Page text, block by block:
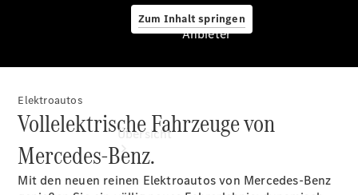
Zum Inhalt springen
Übersicht
Anbieter
Elektroautos
Vollelektrische Fahrzeuge von
Mercedes-Benz.
Mit den neuen reinen Elektroautos von Mercedes-Benz